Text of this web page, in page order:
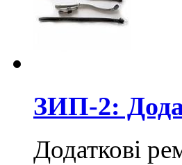
ЗИП-2:
Додаткові